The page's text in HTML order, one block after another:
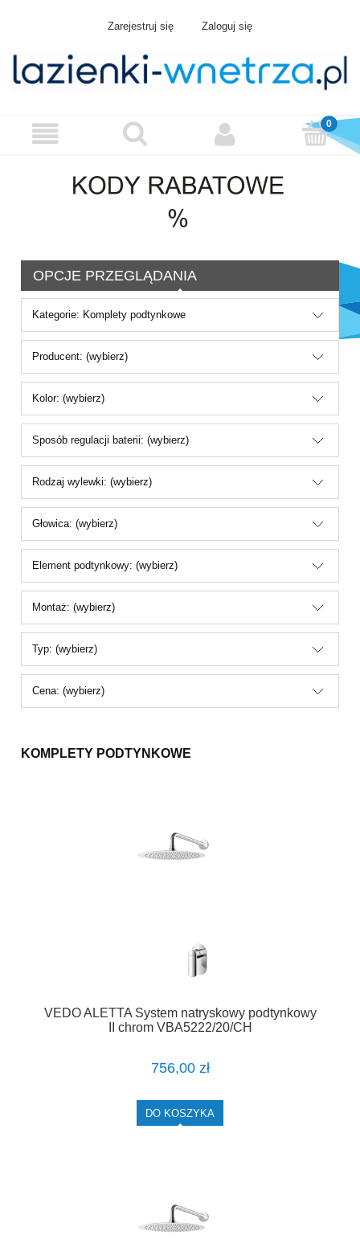
Zarejestruj się Zaloguj się
OPCJE PRZEGLĄDANIA
Kategorie: Komplety podtynkowe
Producent: (wybierz)
Kolor: (wybierz)
Sposób regulacji baterii: (wybierz)
Rodzaj wylewki: (wybierz)
Głowica: (wybierz)
Element podtynkowy: (wybierz)
Montaż: (wybierz)
Typ: (wybierz)
Cena: (wybierz)
KOMPLETY PODTYNKOWE
VEDO ALETTA System natryskowy podtynkowy
II chrom VBA5222/20/CH
756,00 zł
DO KOSZYKA